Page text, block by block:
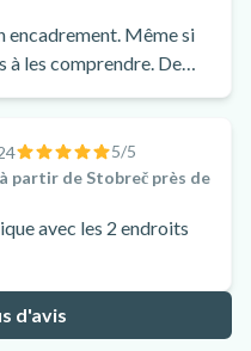
encadrement. Même si
les comprendre. De
5/5
partir de Stobreč près de
avec les 2 endroits
d'avis